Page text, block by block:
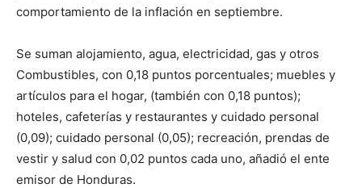
comportamiento de la inflación en septiembre.
Se suman alojamiento, agua, electricidad, gas y otros
Combustibles, con 0,18 puntos porcentuales; muebles y
artículos para el hogar, (también con 0,18 puntos);
hoteles, cafeterías y restaurantes y cuidado personal
(0,09); cuidado personal (0,05); recreación, prendas de
vestir y salud con 0,02 puntos cada uno, añadió el ente
emisor de Honduras.